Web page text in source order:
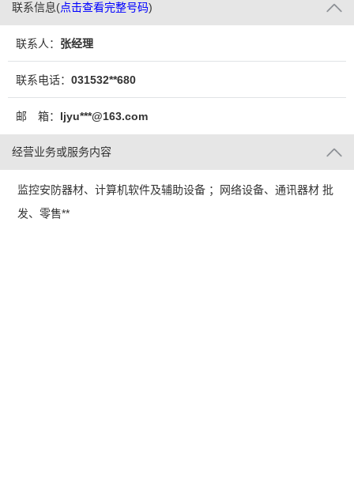
联系信息(点击查看完整号码)
联系人： 张经理
联系电话： 031532**680
邮 箱： ljyu***@163.com
经营业务或服务内容
监控安防器材、计算机软件及辅助设备 ；网络设备、通讯器材 批
发、零售**